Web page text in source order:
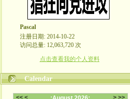
Pascal
注册日期: 2014-10-22
访问总量: 12,063,720 次
点击查看我的个人资料
Calendar